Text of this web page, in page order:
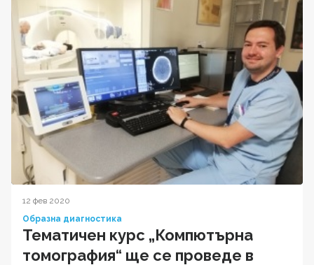
12 фев 2020
Образна диагностика
Тематичен курс „Компютърна
томография“ ще се проведе в